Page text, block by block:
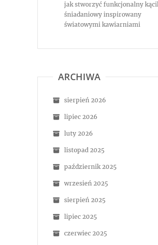
jak stworzyć funkcjonalny
śniadaniowy inspirowany
światowymi kawiarniami
ARCHIWA
sierpień 2026
lipiec 2026
luty 2026
listopad 2025
październik 2025
wrzesień 2025
sierpień 2025
lipiec 2025
czerwiec 2025